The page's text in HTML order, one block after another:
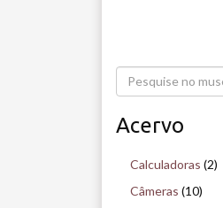
s
Acervo
Calculadoras (2)
Câmeras (10)